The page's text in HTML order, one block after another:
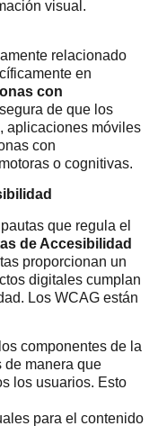
visual.
relacionado
en
con
de que los
aplicaciones móviles
con
o cognitivas.
que regula el
de Accesibilidad
proporcionan un
digitales cumplan
Los WCAG están
componentes de la
de manera que
los usuarios. Esto
para el contenido